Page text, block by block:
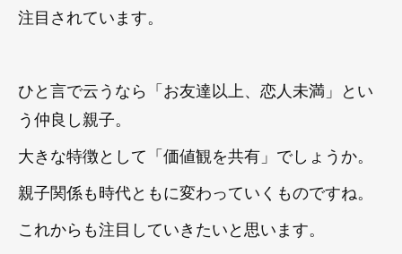
注目されています。
ひと言で云うなら「お友達以上、恋人未満」とい
う仲良し親子。
大きな特徴として「価値観を共有」でしょうか。
親子関係も時代ともに変わっていくものですね。
これからも注目していきたいと思います。